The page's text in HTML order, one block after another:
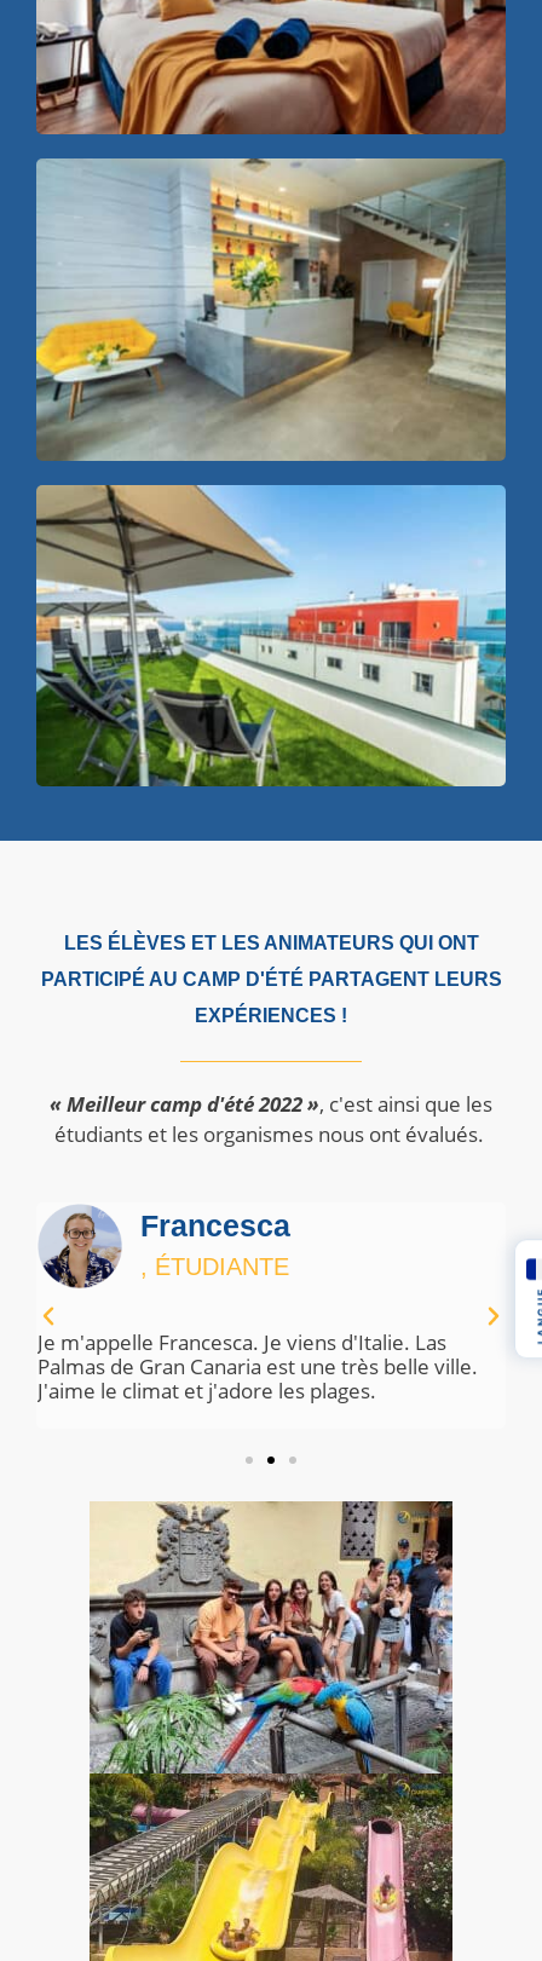
LES ÉLÈVES ET LES ANIMATEURS QUI ONT
PARTICIPÉ AU CAMP D'ÉTÉ PARTAGENT LEURS
EXPÉRIENCES !
« Meilleur camp d'été 2022 », c'est ainsi que les
étudiants et les organismes nous ont évalués.
Francesca
, ÉTUDIANTE
Je m'appelle Francesca. Je viens d'Italie. Las
Palmas de Gran Canaria est une très belle ville.
J'aime le climat et j'adore les plages.